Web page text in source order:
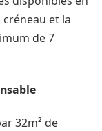
et la
de 7
32m² de